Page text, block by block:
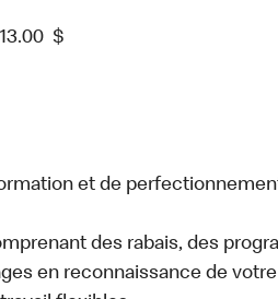
13.00 $
et de
des rabais, des
en reconnaissance de